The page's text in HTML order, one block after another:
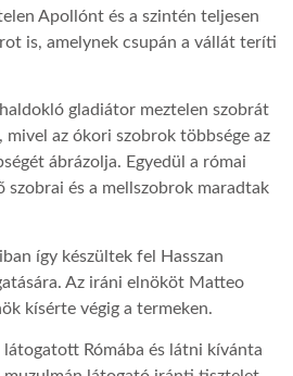
Apollónt és a szintén teljesen
is, amelynek csupán a vállát teríti
gladiátor meztelen szobrát
mivel az ókori szobrok többsége az
ábrázolja. Egyedül a római
szobrai és a mellszobrok maradtak
így készültek fel Hasszan
Az iráni elnököt Matteo
kísérte végig a termeken.
látogatott Rómába és látni kívánta